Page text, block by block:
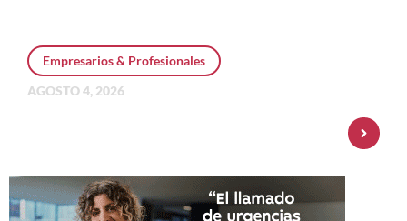
Empresarios & Profesionales
AGOSTO 4, 2026